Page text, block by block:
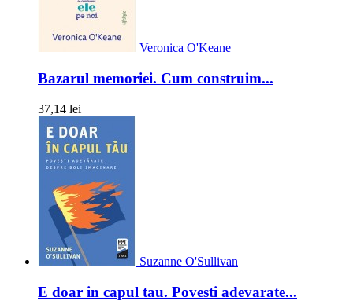
Veronica O'Keane
Bazarul memoriei. Cum construim...
37,14 lei
Suzanne O'Sullivan
E doar in capul tau. Povesti adevarate...